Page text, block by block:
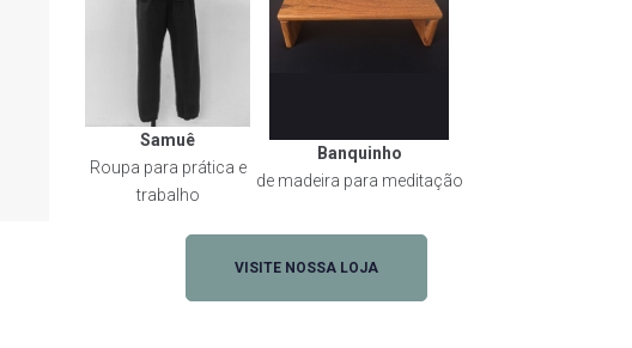
Samuê
Roupa para prática e
trabalho
Banquinho
de madeira para meditação
VISITE NOSSA LOJA